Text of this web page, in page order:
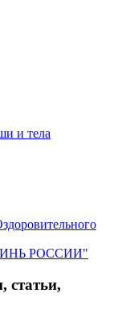
и тела
РОССИИ"
статьи,